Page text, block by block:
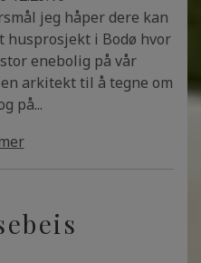
jeg håper dere kan
husprosjekt i Bodø hvor
enebolig på vår
arkitekt til å tegne om
på...